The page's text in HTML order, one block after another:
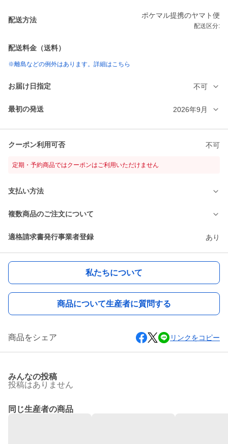
配送方法
ポケマル提携のヤマト便
配送区分:
配送料金（送料）
※離島などの例外はあります。詳細はこちら
お届け日指定 不可
最初の発送 2026年9月
クーポン利用可否 不可
定期・予約商品ではクーポンはご利用いただけません
支払い方法
複数商品のご注文について
適格請求書発行事業者登録 あり
私たちについて
商品について生産者に質問する
商品をシェア リンクをコピー
みんなの投稿
投稿はありません
同じ生産者の商品